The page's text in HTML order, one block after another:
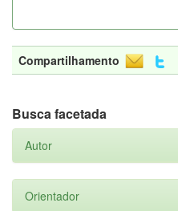
Compartilhamento
Busca facetada
Autor
Orientador